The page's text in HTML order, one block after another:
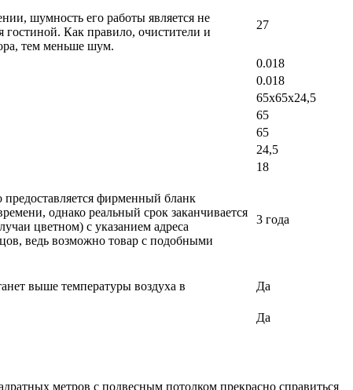
шумность его работы является не
Как правило, очистители и
тем меньше шум.
27
0.018
0.018
65x65х24,5
65
65
24,5
18
предоставляется фирменный бланк
однако реальный срок заканчивается
цветном) с указанием адреса
ведь возможно товар с подобными
3 года
выше температуры воздуха в
Да
Да
метров с подвесным потолком прекрасно справиться